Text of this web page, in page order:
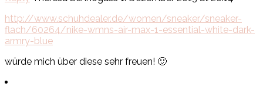
http://www.schuhdealer.de/women/sneaker/sneaker-
flach/60264/nike-wmns-air-max-1-essential-white-dark-
armry-blue
würde mich über diese sehr freuen! 🙂